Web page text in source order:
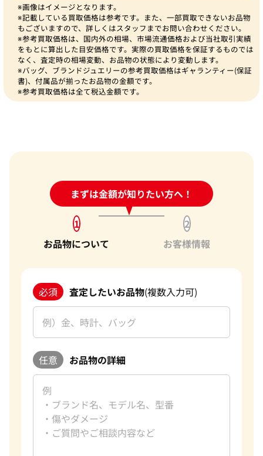
※画像はイメージとなります。
※記載している買取価格は参考です。また、一部買取できないお品物
もございますので、詳しくはスタッフまでお問い合わせください。
※参考買取価格は、国内外の相場、市場流通価格および当社取引実績
をもとに算出した目安価格です。実際の買取価格を保証するものでは
なく、査定時の相場変動、お品物の状態により変動します。
※バッグ、ブランドジュエリーの参考買取価格はギャランティー(保証
書)、付属品が揃ったお品物の金額です。
※参考買取価格は全て税込金額です。
まずは金額が知りたい方へ！
24時間受付中!問い合わせフォーム
1
お品物について
2
お客様情報
必須 査定したいお品物(複数入力可)
任意 お品物の詳細